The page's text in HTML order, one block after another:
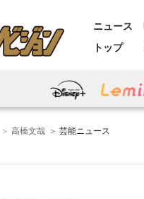
ニュース
トップ
高橋文哉 芸能ニュース